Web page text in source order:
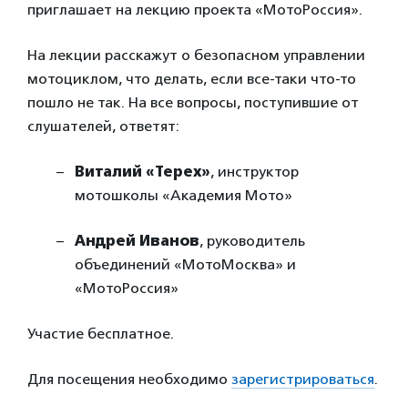
приглашает на лекцию проекта «МотоРоссия».
На лекции расскажут о безопасном управлении
мотоциклом, что делать, если все-таки что-то
пошло не так. На все вопросы, поступившие от
слушателей, ответят:
Виталий «Терех», инструктор
мотошколы «Академия Мото»
Андрей Иванов, руководитель
объединений «МотоМосква» и
«МотоРоссия»
Участие бесплатное.
Для посещения необходимо зарегистрироваться.